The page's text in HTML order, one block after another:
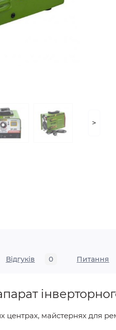
>
Відгуків 0 Питання
центрах, майстернях для